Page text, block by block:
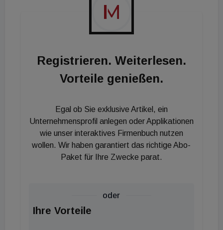
begann, präsentiert sich heute als internationales
Modehaus mit Fokus auf Lederverarbeitung und
Liebe zum Detail. Die Marke Liebeskind Berlin hat
führenden europäischen Accessoire-Marken
entwickelt und ist heute eine hundertprozentige
bereits 2010 mit 50 Prozent an der Liebeskind
beteiligt hatte. Vermittelt wurde die Vermietung von
Comfort.
Registrieren. Weiterlesen.
Vorteile genießen.
Egal ob Sie exklusive Artikel, ein
Unternehmensprofil anlegen oder Applikationen
wie unser interaktives Firmenbuch nutzen
wollen. Wir haben garantiert das richtige Abo-
Paket für Ihre Zwecke parat.
oder
Ihre Vorteile